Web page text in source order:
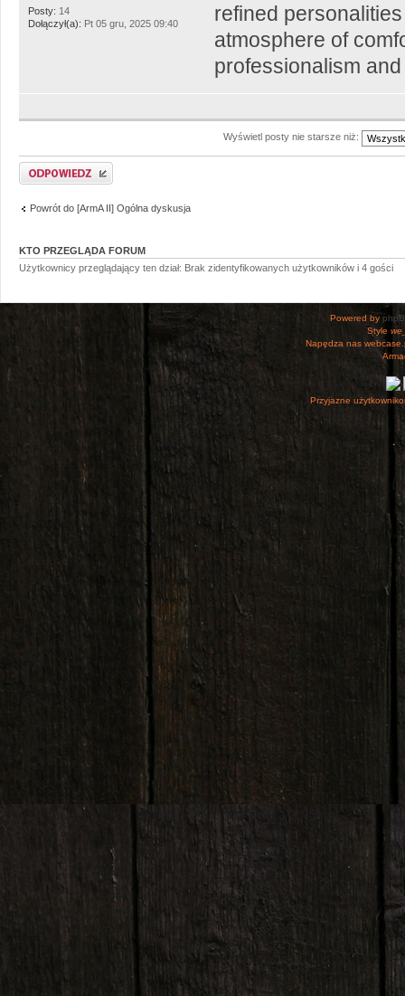
Posty: 14
Dołączył(a): Pt 05 gru, 2025 09:40
refined
atmosphere of
professionalism
Wyświetl posty nie starsze niż:
Odpowiedz
Powrót do [ArmA II] Ogólna dyskusja
KTO PRZEGLĄDA FORUM
Użytkownicy przeglądający ten dział: Brak zidentyfikowanych użytkowników i 4 gości
Powered by
Style
Napędza nas
Przyjazne